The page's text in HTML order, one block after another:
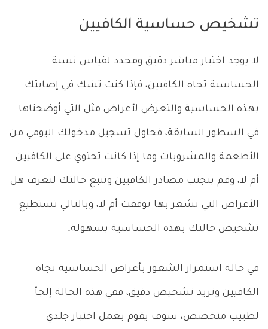
تشخيص حساسية الكافيين
لا يوجد اختبار مباشر دقيق ومحدد لقياس نسبة
الحساسية تجاه الكافيين، فإذا كنت تشك في إصابتك
بهذه الحساسية والتعرض لأعراض مثل التي أوضحناها
في السطور السابقة، فحاول تسجيل مدخولك اليومي من
الأطعمة والمشروبات وما إذا كانت تحتوي على الكافيين
أم لا، وقم بتجنب مصادر الكافيين وتتبع حالتك لتعرف هل
الأعراض التي تشعر بها توقفت أم لا، وبالتالي تستطيع
تشخيص حالتك بهذه الحساسية بسهولة.
في حالة استمرار الشعور بأعراض الحساسية تجاه
الكافيين وتريد تشخيص دقيق، ففي هذه الحالة إلجأ
لطبيب متخصص، سوف يقوم بعمل اختبار جلدي